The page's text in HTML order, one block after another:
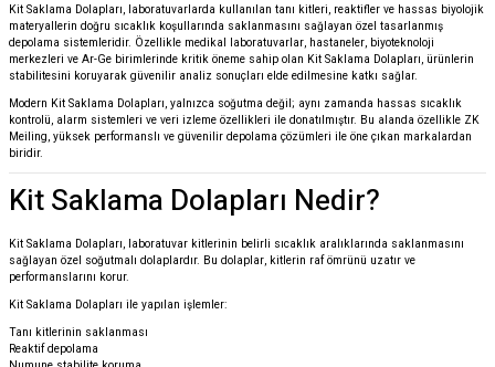
Kit Saklama Dolapları, laboratuvarlarda kullanılan tanı kitleri, reaktifler ve hassas biyolojik
materyallerin doğru sıcaklık koşullarında saklanmasını sağlayan özel tasarlanmış
depolama sistemleridir. Özellikle medikal laboratuvarlar, hastaneler, biyoteknoloji
merkezleri ve Ar-Ge birimlerinde kritik öneme sahip olan Kit Saklama Dolapları, ürünlerin
stabilitesini koruyarak güvenilir analiz sonuçları elde edilmesine katkı sağlar.
Modern Kit Saklama Dolapları, yalnızca soğutma değil; aynı zamanda hassas sıcaklık
kontrolü, alarm sistemleri ve veri izleme özellikleri ile donatılmıştır. Bu alanda özellikle ZK
Meiling, yüksek performanslı ve güvenilir depolama çözümleri ile öne çıkan markalardan
biridir.
Kit Saklama Dolapları Nedir?
Kit Saklama Dolapları, laboratuvar kitlerinin belirli sıcaklık aralıklarında saklanmasını
sağlayan özel soğutmalı dolaplardır. Bu dolaplar, kitlerin raf ömrünü uzatır ve
performanslarını korur.
Kit Saklama Dolapları ile yapılan işlemler:
Tanı kitlerinin saklanması
Reaktif depolama